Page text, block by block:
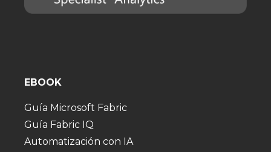
EBOOK
Guía Microsoft Fabric
Guía Fabric IQ
Automatización con IA